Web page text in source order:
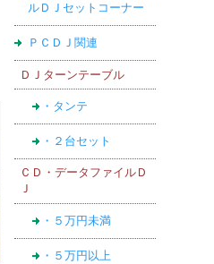
ルＤＪセットコーナー
ＰＣＤＪ関連
ＤＪターンテーブル
・タンテ
・２台セット
ＣＤ・データファイルＤ
Ｊ
・５万円未満
・５万円以上